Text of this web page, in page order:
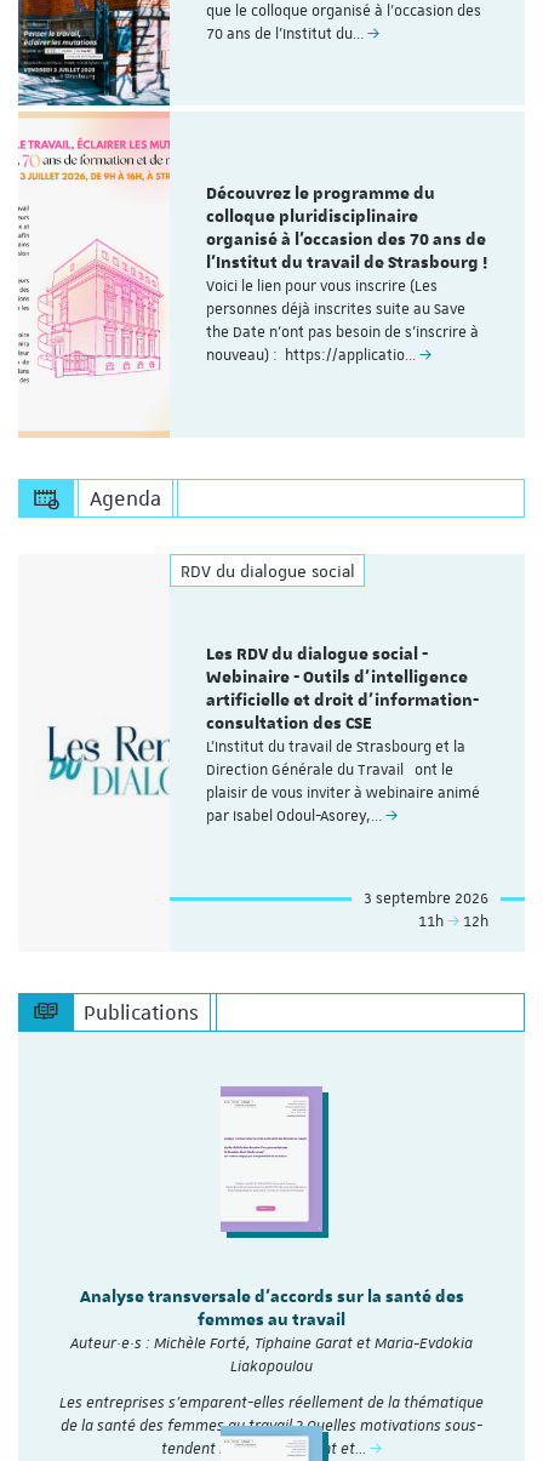
que le colloque organisé à l'occasion des
70 ans de l’Institut du…
Découvrez le programme du
colloque pluridisciplinaire
organisé à l'occasion des 70 ans de
l'Institut du travail de Strasbourg !
Voici le lien pour vous inscrire (Les
personnes déjà inscrites suite au Save
the Date n'ont pas besoin de s'inscrire à
nouveau) : https://applicatio…
Agenda
RDV du dialogue social
Les RDV du dialogue social -
Webinaire - Outils d’intelligence
artificielle et droit d’information-
consultation des CSE
L'Institut du travail de Strasbourg et la
Direction Générale du Travail ont le
plaisir de vous inviter à webinaire animé
par Isabel Odoul-Asorey,…
3 septembre 2026
11h
12h
Publications
Analyse transversale d'accords sur la santé des
femmes au travail
Auteur·e·s : Michèle Forté, Tiphaine Garat et Maria-Evdokia
Liakopoulou
Les entreprises s’emparent-elles réellement de la thématique
de la santé des femmes au travail ? Quelles motivations sous-
tendent leur engagement et…